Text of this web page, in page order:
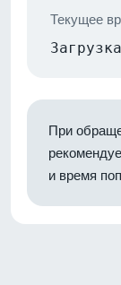
Текущее
При
и время